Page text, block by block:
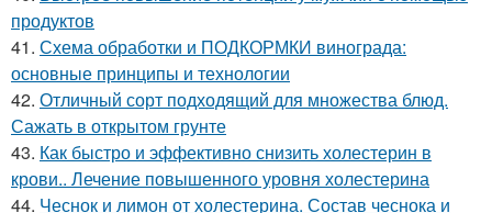
продуктов
41. Схема обработки и ПОДКОРМКИ винограда:
основные принципы и технологии
42. Отличный сорт подходящий для множества блюд.
Сажать в открытом грунте
43. Как быстро и эффективно снизить холестерин в
крови.. Лечение повышенного уровня холестерина
44. Чеснок и лимон от холестерина. Состав чеснока и